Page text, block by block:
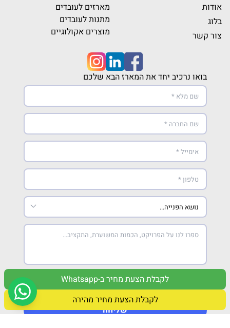
לקבלת הצעת מחיר ב-Whatsapp
לקבלת הצעת מחיר מהירה
אודות
בלוג
צור קשר
מארזים לעובדים
מתנות לעובדים
מוצרים אקולוגיים
בואו נרכיב יחד את המארז הבא שלכם
מאשר/ת קבלת חומר פרסומי
אני מאשר/ת כי קראתי ואני מסכים/ה ל
תנאי מדיניות הפרטיות
שליחה